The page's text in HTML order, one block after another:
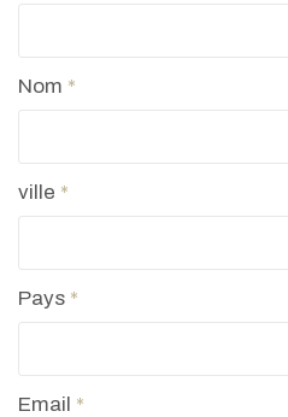
Nom *
ville *
Pays *
Email *